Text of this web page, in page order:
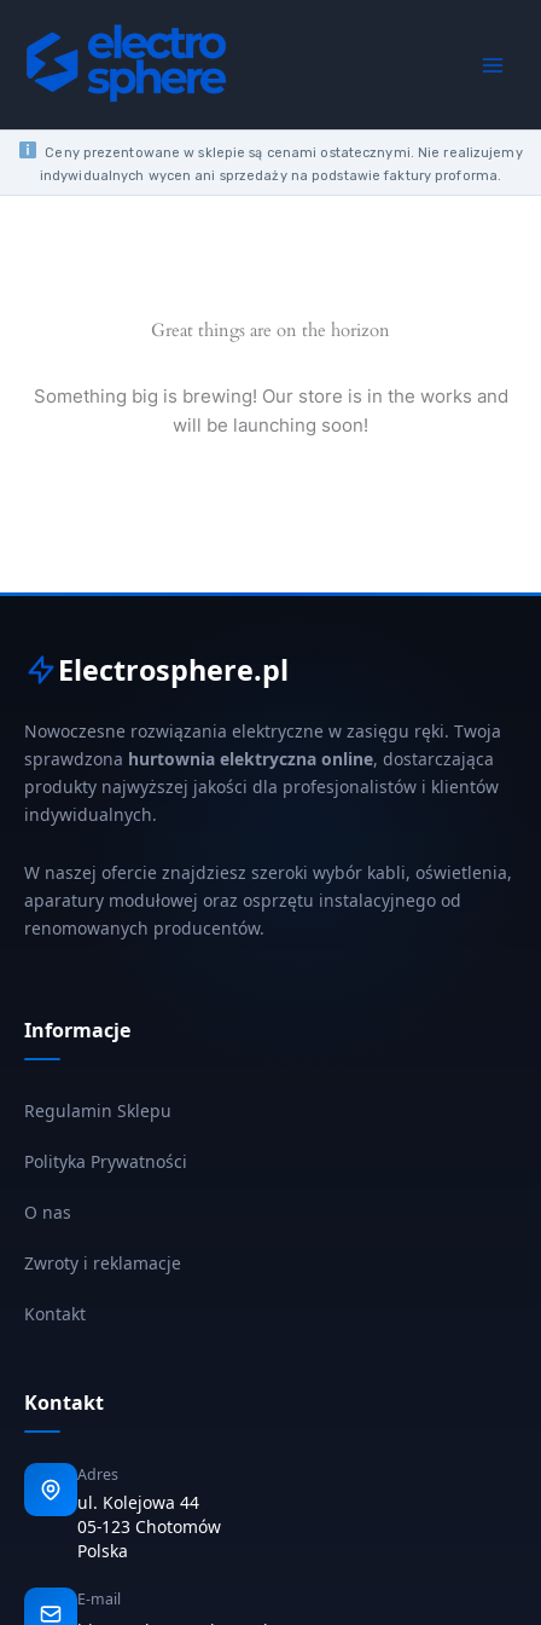
content
Ceny prezentowane w sklepie są cenami ostatecznymi. Nie realizujemy
indywidualnych wycen ani sprzedaży na podstawie faktury proforma.
Great things are on the horizon
Something big is brewing! Our store is in the works and
will be launching soon!
Electrosphere.pl
Nowoczesne rozwiązania elektryczne w zasięgu ręki. Twoja
sprawdzona hurtownia elektryczna online, dostarczająca
produkty najwyższej jakości dla profesjonalistów i klientów
indywidualnych.
W naszej ofercie znajdziesz szeroki wybór kabli, oświetlenia,
aparatury modułowej oraz osprzętu instalacyjnego od
renomowanych producentów.
Informacje
Regulamin Sklepu
Polityka Prywatności
O nas
Zwroty i reklamacje
Kontakt
Kontakt
Adres
ul. Kolejowa 44
05-123 Chotomów
Polska
E-mail